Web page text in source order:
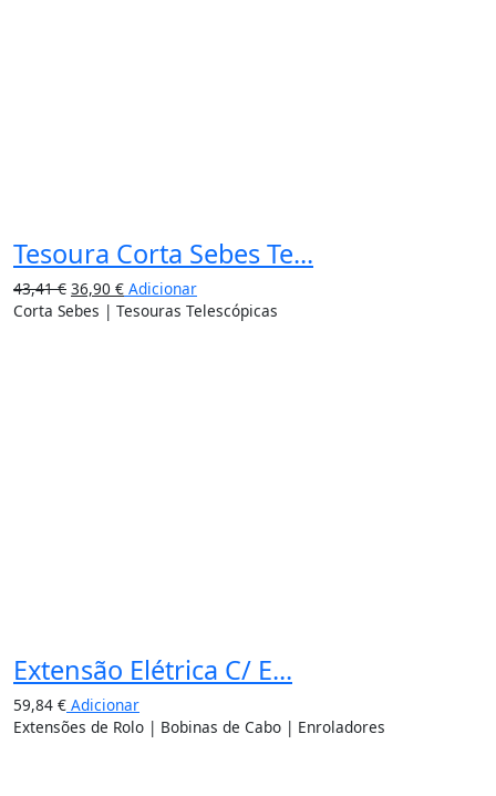
Tesoura Corta Sebes Te...
43,41€ 36,90 € Adicionar
Corta Sebes | Tesouras Telescópicas
Extensão Elétrica C/ E...
59,84 € Adicionar
Extensões de Rolo | Bobinas de Cabo | Enroladores